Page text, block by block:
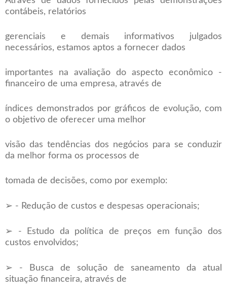
contábeis, relatórios
gerenciais e demais informativos julgados
necessários, estamos aptos a fornecer dados
importantes na avaliação do aspecto econômico -
financeiro de uma empresa, através de
índices demonstrados por gráficos de evolução, com
o objetivo de oferecer uma melhor
visão das tendências dos negócios para se conduzir
da melhor forma os processos de
tomada de decisões, como por exemplo:
➢ - Redução de custos e despesas operacionais;
➢ - Estudo da política de preços em função dos
custos envolvidos;
➢ - Busca de solução de saneamento da atual
situação financeira, através de